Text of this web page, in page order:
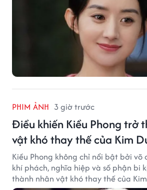
PHIM ẢNH 3 giờ trước
Điều khiến Kiều Phong trở
vật khó thay thế của Kim
Kiều Phong không chỉ nổi bật bởi võ
khí phách, nghĩa hiệp và số phận bi
thành nhân vật khó thay thế của